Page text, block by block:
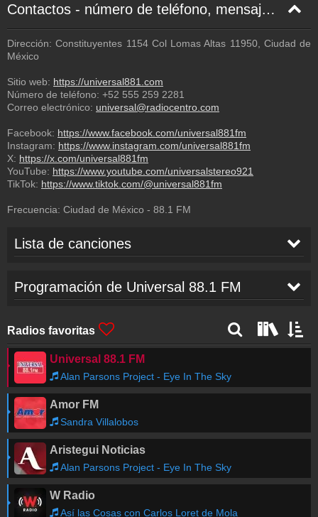
Contactos - número de teléfono, mensaje de texto, correo electrónico, Facebook
Dirección: Constituyentes 1154 Col Lomas Altas 11950, Ciudad de
México
Sitio web: https://universal881.com
Número de teléfono: +52 555 259 2281
Correo electrónico: universal@radiocentro.com
Facebook: https://www.facebook.com/universal881fm
Instagram: https://www.instagram.com/universal881fm
X: https://x.com/universal881fm
YouTube: https://www.youtube.com/universalstereo921
TikTok: https://www.tiktok.com/@universal881fm
Frecuencia: Ciudad de México - 88.1 FM
Lista de canciones
Crazy
13:25 Kiss-I Was Made For Lovin' You
13:10 U2-
13:07 Nu Shooz-I Can't Wait
13:03 Sister Sledge
Programación de Universal 88.1 FM
Radios favoritas
Universal 88.1 FM
Alan Parsons Project - Eye In The Sky
Amor FM
Sandra Villalobos
Aristegui Noticias
Alan Parsons Project - Eye In The Sky
W Radio
Así las Cosas con Carlos Loret de Mola